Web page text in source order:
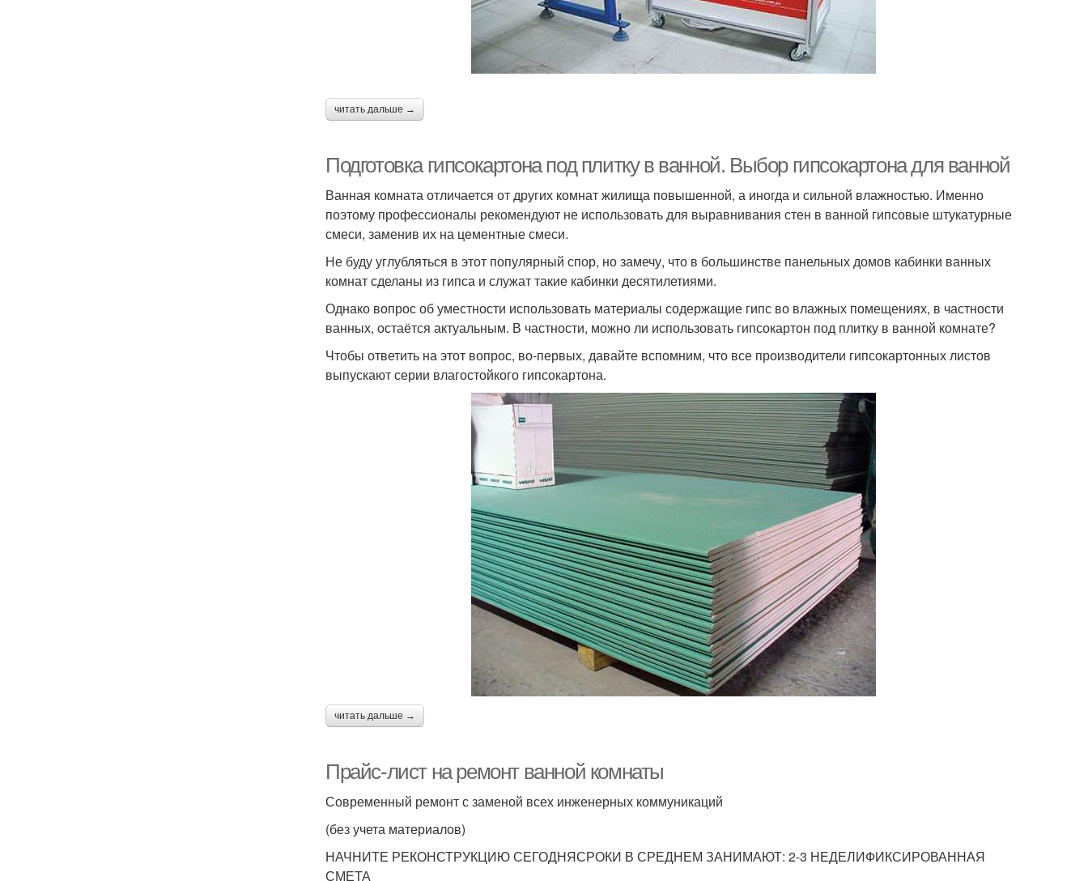
читать дальше →
Подготовка гипсокартона под плитку в ванной. Выбор гипсокартона для ванной
Ванная комната отличается от других комнат жилища повышенной, а иногда и сильной влажностью. Именно
поэтому профессионалы рекомендуют не использовать для выравнивания стен в ванной гипсовые штукатурные
смеси, заменив их на цементные смеси.
Не буду углубляться в этот популярный спор, но замечу, что в большинстве панельных домов кабинки ванных
комнат сделаны из гипса и служат такие кабинки десятилетиями.
Однако вопрос об уместности использовать материалы содержащие гипс во влажных помещениях, в частности
ванных, остаётся актуальным. В частности, можно ли использовать гипсокартон под плитку в ванной комнате?
Чтобы ответить на этот вопрос, во-первых, давайте вспомним, что все производители гипсокартонных листов
выпускают серии влагостойкого гипсокартона.
читать дальше →
Прайс-лист на ремонт ванной комнаты
Современный ремонт с заменой всех инженерных коммуникаций
(без учета материалов)
НАЧНИТЕ РЕКОНСТРУКЦИЮ СЕГОДНЯСРОКИ В СРЕДНЕМ ЗАНИМАЮТ: 2-3 НЕДЕЛИФИКСИРОВАННАЯ
СМЕТА